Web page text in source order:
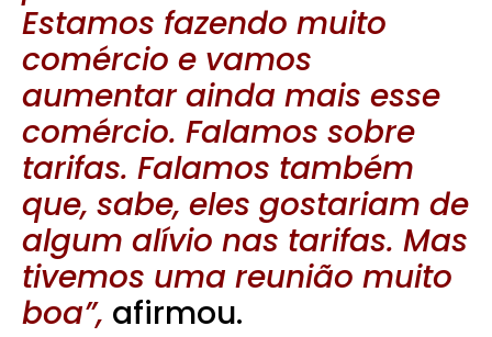
Estamos fazendo muito
comércio e vamos
aumentar ainda mais esse
comércio. Falamos sobre
tarifas. Falamos também
que, sabe, eles gostariam de
algum alívio nas tarifas. Mas
tivemos uma reunião muito
boa”, afirmou.